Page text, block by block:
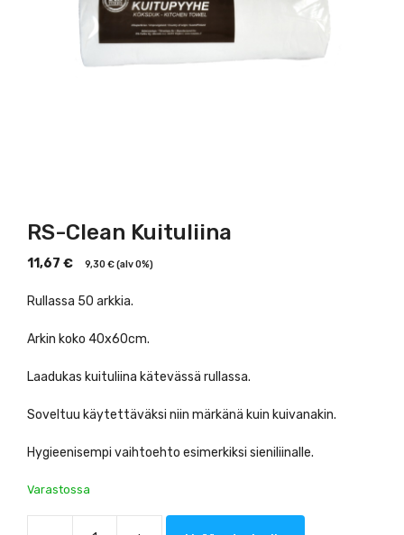
RS-Clean Kuituliina
11,67 € 9,30€(alv 0%)
Rullassa 50 arkkia.
Arkin koko 40x60cm.
Laadukas kuituliina kätevässä rullassa.
Soveltuu käytettäväksi niin märkänä kuin kuivanakin.
Hygieenisempi vaihtoehto esimerkiksi sieniliinalle.
Varastossa